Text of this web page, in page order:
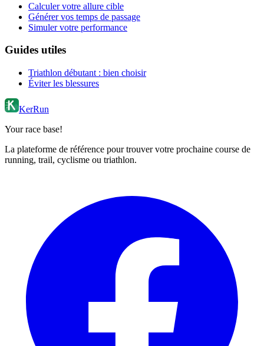
Calculer votre allure cible
Générer vos temps de passage
Simuler votre performance
Guides utiles
Triathlon débutant : bien choisir
Éviter les blessures
KerRun
Your race base!
La plateforme de référence pour trouver votre prochaine course de
running, trail, cyclisme ou triathlon.